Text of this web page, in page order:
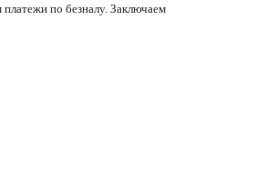
по безналу. Заключаем